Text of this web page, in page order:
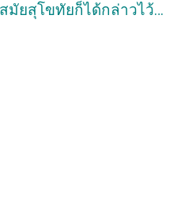
มัยสุโขทัยก็ได้กล่าวไว้…